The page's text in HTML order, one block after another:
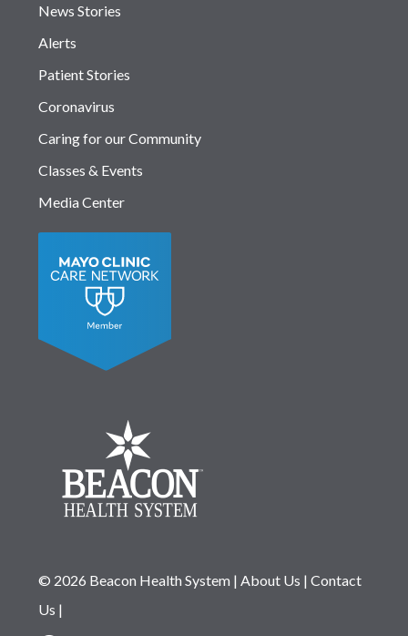
News Stories
Alerts
Patient Stories
Coronavirus
Caring for our Community
Classes & Events
Media Center
© 2026 Beacon Health System| About Us | Contact
Us |